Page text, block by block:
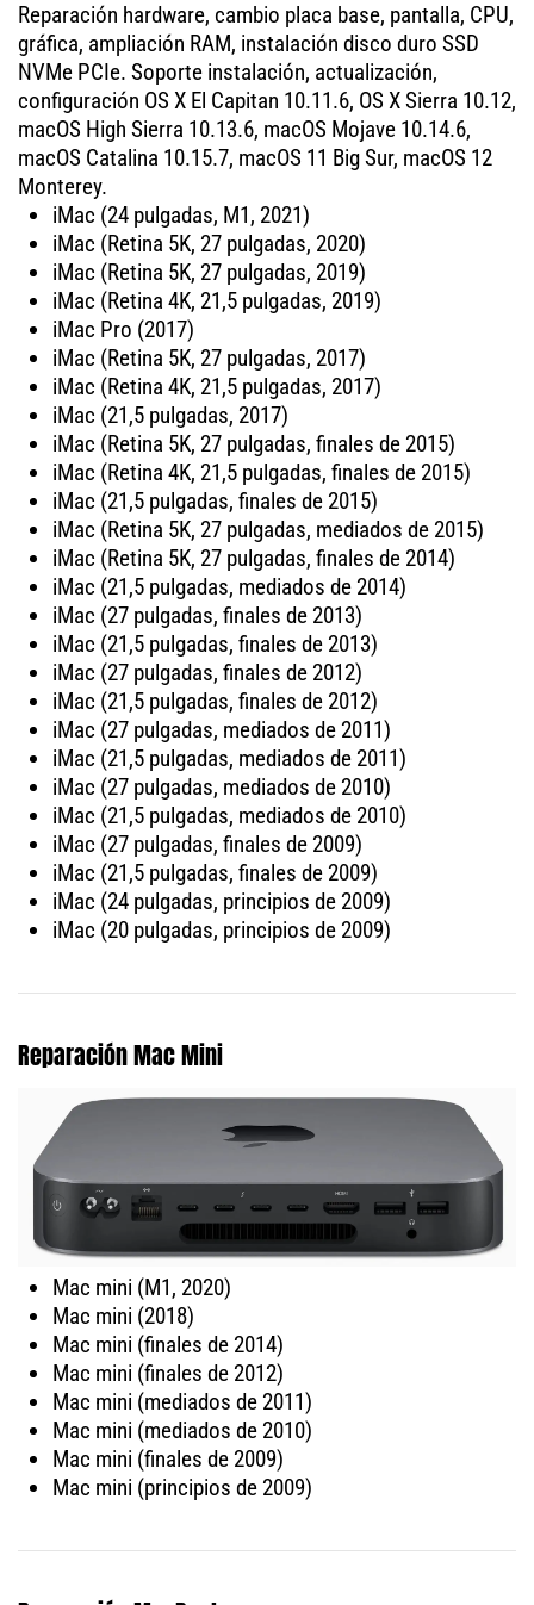
Reparación hardware, cambio placa base, pantalla, CPU,
gráfica, ampliación RAM, instalación disco duro SSD
NVMe PCIe. Soporte instalación, actualización,
configuración OS X El Capitan 10.11.6, OS X Sierra 10.12,
macOS High Sierra 10.13.6, macOS Mojave 10.14.6,
macOS Catalina 10.15.7, macOS 11 Big Sur, macOS 12
Monterey.
iMac (24 pulgadas, M1, 2021)
iMac (Retina 5K, 27 pulgadas, 2020)
iMac (Retina 5K, 27 pulgadas, 2019)
iMac (Retina 4K, 21,5 pulgadas, 2019)
iMac Pro (2017)
iMac (Retina 5K, 27 pulgadas, 2017)
iMac (Retina 4K, 21,5 pulgadas, 2017)
iMac (21,5 pulgadas, 2017)
iMac (Retina 5K, 27 pulgadas, finales de 2015)
iMac (Retina 4K, 21,5 pulgadas, finales de 2015)
iMac (21,5 pulgadas, finales de 2015)
iMac (Retina 5K, 27 pulgadas, mediados de 2015)
iMac (Retina 5K, 27 pulgadas, finales de 2014)
iMac (21,5 pulgadas, mediados de 2014)
iMac (27 pulgadas, finales de 2013)
iMac (21,5 pulgadas, finales de 2013)
iMac (27 pulgadas, finales de 2012)
iMac (21,5 pulgadas, finales de 2012)
iMac (27 pulgadas, mediados de 2011)
iMac (21,5 pulgadas, mediados de 2011)
iMac (27 pulgadas, mediados de 2010)
iMac (21,5 pulgadas, mediados de 2010)
iMac (27 pulgadas, finales de 2009)
iMac (21,5 pulgadas, finales de 2009)
iMac (24 pulgadas, principios de 2009)
iMac (20 pulgadas, principios de 2009)
Reparación Mac Mini
Mac mini (M1, 2020)
Mac mini (2018)
Mac mini (finales de 2014)
Mac mini (finales de 2012)
Mac mini (mediados de 2011)
Mac mini (mediados de 2010)
Mac mini (finales de 2009)
Mac mini (principios de 2009)